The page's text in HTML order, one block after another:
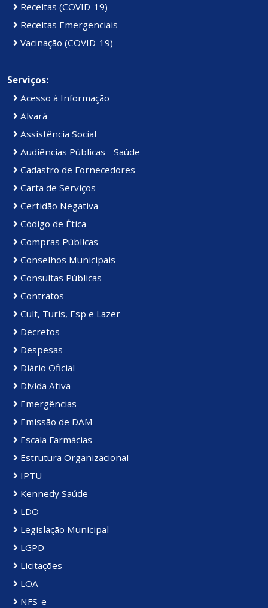
Receitas (COVID-19)
Receitas Emergenciais
Vacinação (COVID-19)
Serviços:
Acesso à Informação
Alvará
Assistência Social
Audiências Públicas - Saúde
Cadastro de Fornecedores
Carta de Serviços
Certidão Negativa
Código de Ética
Compras Públicas
Conselhos Municipais
Consultas Públicas
Contratos
Cult, Turis, Esp e Lazer
Decretos
Despesas
Diário Oficial
Divida Ativa
Emergências
Emissão de DAM
Escala Farmácias
Estrutura Organizacional
IPTU
Kennedy Saúde
LDO
Legislação Municipal
LGPD
Licitações
LOA
NFS-e